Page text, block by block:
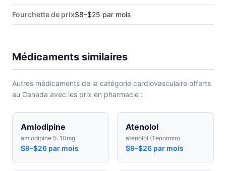
Fourchette de prix$8–$25 par mois
Médicaments similaires
Autres médicaments de la catégorie cardiovasculaire offerts
au Canada avec les prix en pharmacie :
Amlodipine
amlodipine 5–10mg
$9–$26 par mois
Atenolol
atenolol (Tenormin)
$9–$26 par mois